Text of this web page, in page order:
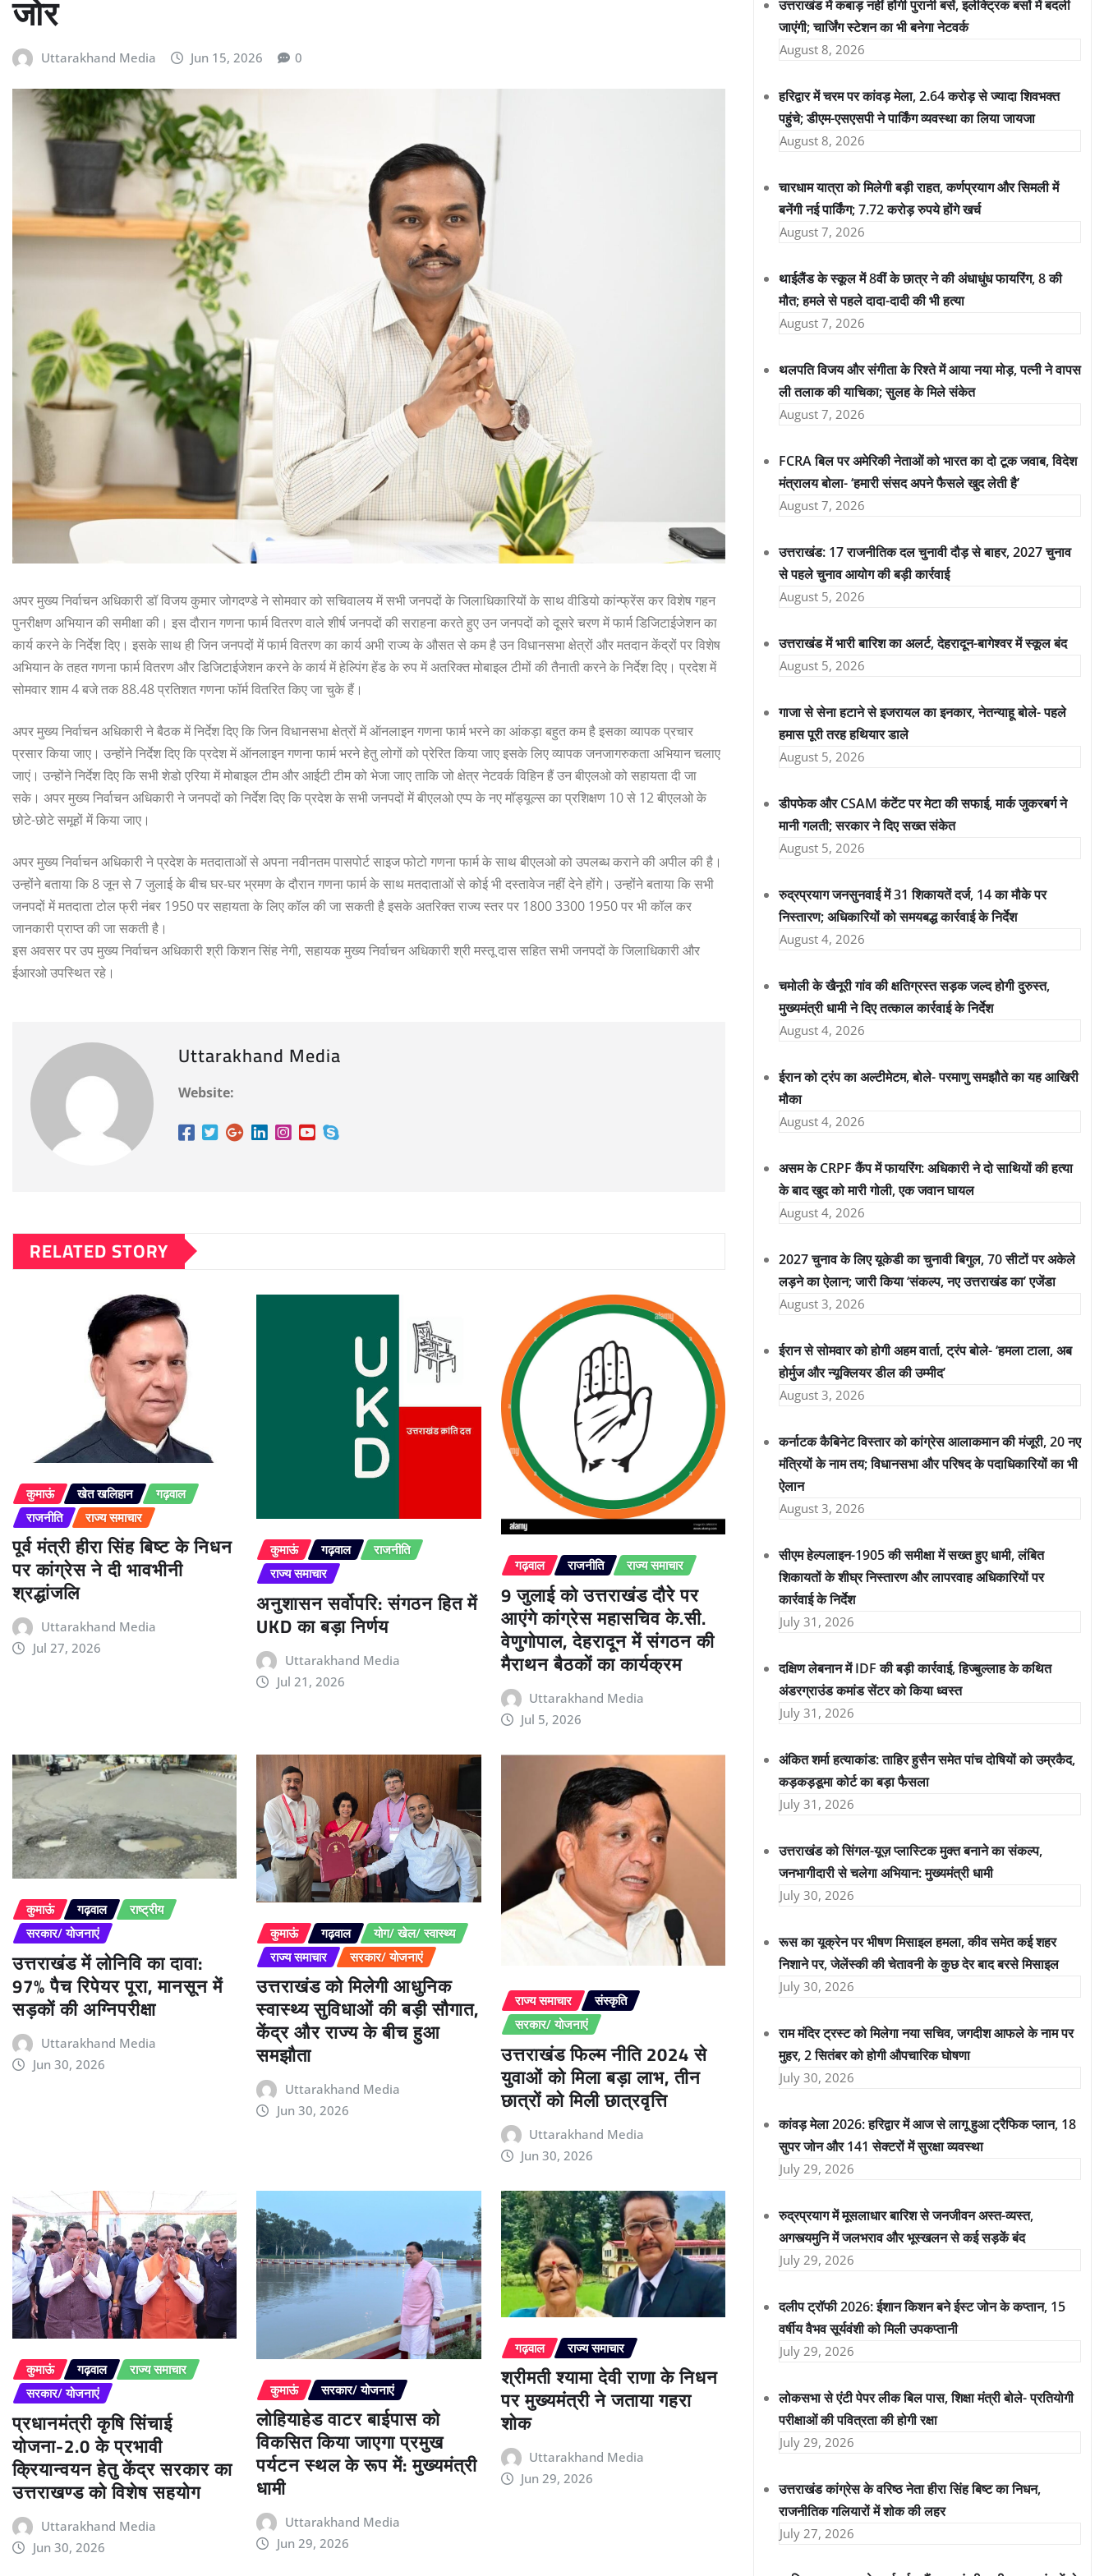
जोर
Uttarakhand Media Jun 15, 2026 0
अपर मुख्य निर्वाचन अधिकारी डॉ विजय कुमार जोगदण्डे ने सोमवार को सचिवालय में सभी जनपदों के जिलाधिकारियों के साथ वीडियो कांन्फ्रेंस कर विशेष गहन
पुनरीक्षण अभियान की समीक्षा की। इस दौरान गणना फार्म वितरण वाले शीर्ष जनपदों की सराहना करते हुए उन जनपदों को दूसरे चरण में फार्म डिजिटाईजेशन का
कार्य करने के निर्देश दिए। इसके साथ ही जिन जनपदों में फार्म वितरण का कार्य अभी राज्य के औसत से कम है उन विधानसभा क्षेत्रों और मतदान केंद्रों पर विशेष
अभियान के तहत गणना फार्म वितरण और डिजिटाईजेशन करने के कार्य में हेल्पिंग हेंड के रुप में अतरिक्त मोबाइल टीमों की तैनाती करने के निर्देश दिए। प्रदेश में
सोमवार शाम 4 बजे तक 88.48 प्रतिशत गणना फॉर्म वितरित किए जा चुके हैं।
अपर मुख्य निर्वाचन अधिकारी ने बैठक में निर्देश दिए कि जिन विधानसभा क्षेत्रों में ऑनलाइन गणना फार्म भरने का आंकड़ा बहुत कम है इसका व्यापक प्रचार
प्रसार किया जाए। उन्होंने निर्देश दिए कि प्रदेश में ऑनलाइन गणना फार्म भरने हेतु लोगों को प्रेरित किया जाए इसके लिए व्यापक जनजागरुकता अभियान चलाए
जाएं। उन्होंने निर्देश दिए कि सभी शेडो एरिया में मोबाइल टीम और आईटी टीम को भेजा जाए ताकि जो क्षेत्र नेटवर्क विहिन हैं उन बीएलओ को सहायता दी जा
सके। अपर मुख्य निर्वाचन अधिकारी ने जनपदों को निर्देश दिए कि प्रदेश के सभी जनपदों में बीएलओ एप्प के नए मॉड्यूल्स का प्रशिक्षण 10 से 12 बीएलओ के
छोटे-छोटे समूहों में किया जाए।
अपर मुख्य निर्वाचन अधिकारी ने प्रदेश के मतदाताओं से अपना नवीनतम पासपोर्ट साइज फोटो गणना फार्म के साथ बीएलओ को उपलब्ध कराने की अपील की है।
उन्होंने बताया कि 8 जून से 7 जुलाई के बीच घर-घर भ्रमण के दौरान गणना फार्म के साथ मतदाताओं से कोई भी दस्तावेज नहीं देने होंगे। उन्होंने बताया कि सभी
जनपदों में मतदाता टोल फ्री नंबर 1950 पर सहायता के लिए कॉल की जा सकती है इसके अतरिक्त राज्य स्तर पर 1800 3300 1950 पर भी कॉल कर
जानकारी प्राप्त की जा सकती है।
इस अवसर पर उप मुख्य निर्वाचन अधिकारी श्री किशन सिंह नेगी, सहायक मुख्य निर्वाचन अधिकारी श्री मस्तू दास सहित सभी जनपदों के जिलाधिकारी और
ईआरओ उपस्थित रहे।
Uttarakhand Media
Website:
RELATED STORY
कुमाऊं खेत खलिहान
गढ़वाल
राजनीति
राज्य समाचार
पूर्व मंत्री हीरा सिंह बिष्ट के निधन
पर कांग्रेस ने दी भावभीनी
श्रद्धांजलि
Uttarakhand Media
Jul 27, 2026
कुमाऊं गढ़वाल
राजनीति
राज्य समाचार
अनुशासन सर्वोपरि: संगठन हित में
UKD का बड़ा निर्णय
Uttarakhand Media
Jul 21, 2026
गढ़वाल राजनीति राज्य समाचार
9 जुलाई को उत्तराखंड दौरे पर
आएंगे कांग्रेस महासचिव के.सी.
वेणुगोपाल, देहरादून में संगठन की
मैराथन बैठकों का कार्यक्रम
Uttarakhand Media
Jul 5, 2026
कुमाऊं गढ़वाल
राष्ट्रीय
सरकार/ योजनाएं
उत्तराखंड में लोनिवि का दावा:
97% पैच रिपेयर पूरा, मानसून में
सड़कों की अग्निपरीक्षा
Uttarakhand Media
Jun 30, 2026
कुमाऊं गढ़वाल
योग/ खेल/ स्वास्थ्य
राज्य समाचार
सरकार/ योजनाएं
उत्तराखंड को मिलेगी आधुनिक
स्वास्थ्य सुविधाओं की बड़ी सौगात,
केंद्र और राज्य के बीच हुआ
समझौता
Uttarakhand Media
Jun 30, 2026
राज्य समाचार
संस्कृति
सरकार/ योजनाएं
उत्तराखंड फिल्म नीति 2024 से
युवाओं को मिला बड़ा लाभ, तीन
छात्रों को मिली छात्रवृत्ति
Uttarakhand Media
Jun 30, 2026
कुमाऊं गढ़वाल
राज्य समाचार
सरकार/ योजनाएं
प्रधानमंत्री कृषि सिंचाई
योजना-2.0 के प्रभावी
क्रियान्वयन हेतु केंद्र सरकार का
उत्तराखण्ड को विशेष सहयोग
Uttarakhand Media
Jun 30, 2026
कुमाऊं सरकार/ योजनाएं
लोहियाहेड वाटर बाईपास को
विकसित किया जाएगा प्रमुख
पर्यटन स्थल के रूप में: मुख्यमंत्री
धामी
Uttarakhand Media
Jun 29, 2026
गढ़वाल राज्य समाचार
श्रीमती श्यामा देवी राणा के निधन
पर मुख्यमंत्री ने जताया गहरा
शोक
Uttarakhand Media
Jun 29, 2026
उत्तराखंड में कबाड़ नहीं होंगी पुरानी बसें, इलेक्ट्रिक बसों में बदली
जाएंगी; चार्जिंग स्टेशन का भी बनेगा नेटवर्क
August 8, 2026
हरिद्वार में चरम पर कांवड़ मेला, 2.64 करोड़ से ज्यादा शिवभक्त
पहुंचे; डीएम-एसएसपी ने पार्किंग व्यवस्था का लिया जायजा
August 8, 2026
चारधाम यात्रा को मिलेगी बड़ी राहत, कर्णप्रयाग और सिमली में
बनेंगी नई पार्किंग; 7.72 करोड़ रुपये होंगे खर्च
August 7, 2026
थाईलैंड के स्कूल में 8वीं के छात्र ने की अंधाधुंध फायरिंग, 8 की
मौत; हमले से पहले दादा-दादी की भी हत्या
August 7, 2026
थलपति विजय और संगीता के रिश्ते में आया नया मोड़, पत्नी ने वापस
ली तलाक की याचिका; सुलह के मिले संकेत
August 7, 2026
FCRA बिल पर अमेरिकी नेताओं को भारत का दो टूक जवाब, विदेश
मंत्रालय बोला- ‘हमारी संसद अपने फैसले खुद लेती है’
August 7, 2026
उत्तराखंड: 17 राजनीतिक दल चुनावी दौड़ से बाहर, 2027 चुनाव
से पहले चुनाव आयोग की बड़ी कार्रवाई
August 5, 2026
उत्तराखंड में भारी बारिश का अलर्ट, देहरादून-बागेश्वर में स्कूल बंद
August 5, 2026
गाजा से सेना हटाने से इजरायल का इनकार, नेतन्याहू बोले- पहले
हमास पूरी तरह हथियार डाले
August 5, 2026
डीपफेक और CSAM कंटेंट पर मेटा की सफाई, मार्क जुकरबर्ग ने
मानी गलती; सरकार ने दिए सख्त संकेत
August 5, 2026
रुद्रप्रयाग जनसुनवाई में 31 शिकायतें दर्ज, 14 का मौके पर
निस्तारण; अधिकारियों को समयबद्ध कार्रवाई के निर्देश
August 4, 2026
चमोली के खैनूरी गांव की क्षतिग्रस्त सड़क जल्द होगी दुरुस्त,
मुख्यमंत्री धामी ने दिए तत्काल कार्रवाई के निर्देश
August 4, 2026
ईरान को ट्रंप का अल्टीमेटम, बोले- परमाणु समझौते का यह आखिरी
मौका
August 4, 2026
असम के CRPF कैंप में फायरिंग: अधिकारी ने दो साथियों की हत्या
के बाद खुद को मारी गोली, एक जवान घायल
August 4, 2026
2027 चुनाव के लिए यूकेडी का चुनावी बिगुल, 70 सीटों पर अकेले
लड़ने का ऐलान; जारी किया ‘संकल्प, नए उत्तराखंड का’ एजेंडा
August 3, 2026
ईरान से सोमवार को होगी अहम वार्ता, ट्रंप बोले- ‘हमला टाला, अब
होर्मुज और न्यूक्लियर डील की उम्मीद’
August 3, 2026
कर्नाटक कैबिनेट विस्तार को कांग्रेस आलाकमान की मंजूरी, 20 नए
मंत्रियों के नाम तय; विधानसभा और परिषद के पदाधिकारियों का भी
ऐलान
August 3, 2026
सीएम हेल्पलाइन-1905 की समीक्षा में सख्त हुए धामी, लंबित
शिकायतों के शीघ्र निस्तारण और लापरवाह अधिकारियों पर
कार्रवाई के निर्देश
July 31, 2026
दक्षिण लेबनान में IDF की बड़ी कार्रवाई, हिज्बुल्लाह के कथित
अंडरग्राउंड कमांड सेंटर को किया ध्वस्त
July 31, 2026
अंकित शर्मा हत्याकांड: ताहिर हुसैन समेत पांच दोषियों को उम्रकैद,
कड़कड़डूमा कोर्ट का बड़ा फैसला
July 31, 2026
उत्तराखंड को सिंगल-यूज़ प्लास्टिक मुक्त बनाने का संकल्प,
जनभागीदारी से चलेगा अभियान: मुख्यमंत्री धामी
July 30, 2026
रूस का यूक्रेन पर भीषण मिसाइल हमला, कीव समेत कई शहर
निशाने पर, जेलेंस्की की चेतावनी के कुछ देर बाद बरसे मिसाइल
July 30, 2026
राम मंदिर ट्रस्ट को मिलेगा नया सचिव, जगदीश आफले के नाम पर
मुहर, 2 सितंबर को होगी औपचारिक घोषणा
July 30, 2026
कांवड़ मेला 2026: हरिद्वार में आज से लागू हुआ ट्रैफिक प्लान, 18
सुपर जोन और 141 सेक्टरों में सुरक्षा व्यवस्था
July 29, 2026
रुद्रप्रयाग में मूसलाधार बारिश से जनजीवन अस्त-व्यस्त,
अगस्त्यमुनि में जलभराव और भूस्खलन से कई सड़कें बंद
July 29, 2026
दलीप ट्रॉफी 2026: ईशान किशन बने ईस्ट जोन के कप्तान, 15
वर्षीय वैभव सूर्यवंशी को मिली उपकप्तानी
July 29, 2026
लोकसभा से एंटी पेपर लीक बिल पास, शिक्षा मंत्री बोले- प्रतियोगी
परीक्षाओं की पवित्रता की होगी रक्षा
July 29, 2026
उत्तराखंड कांग्रेस के वरिष्ठ नेता हीरा सिंह बिष्ट का निधन,
राजनीतिक गलियारों में शोक की लहर
July 27, 2026